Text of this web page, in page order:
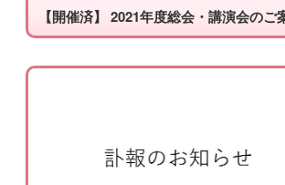
【開催済】 2021年度総会・講演会のご